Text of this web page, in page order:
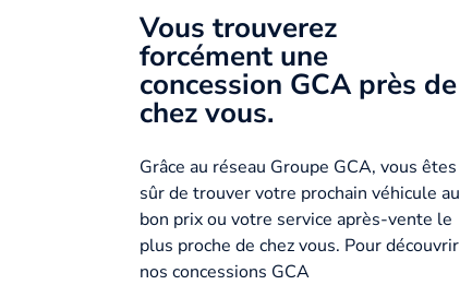
Vous trouverez
forcément une
concession GCA près de
chez vous.
Grâce au réseau Groupe GCA, vous êtes
sûr de trouver votre prochain véhicule au
bon prix ou votre service après-vente le
plus proche de chez vous. Pour découvrir
nos concessions GCA